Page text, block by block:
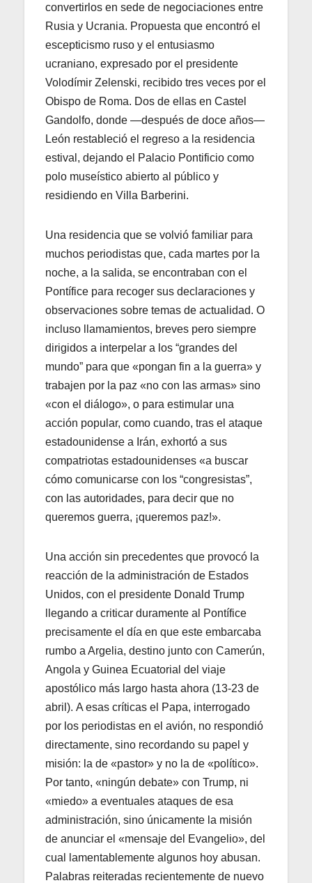
convertirlos en sede de negociaciones entre
Rusia y Ucrania. Propuesta que encontró el
escepticismo ruso y el entusiasmo
ucraniano, expresado por el presidente
Volodímir Zelenski, recibido tres veces por el
Obispo de Roma. Dos de ellas en Castel
Gandolfo, donde —después de doce años—
León restableció el regreso a la residencia
estival, dejando el Palacio Pontificio como
polo museístico abierto al público y
residiendo en Villa Barberini.
Una residencia que se volvió familiar para
muchos periodistas que, cada martes por la
noche, a la salida, se encontraban con el
Pontífice para recoger sus declaraciones y
observaciones sobre temas de actualidad. O
incluso llamamientos, breves pero siempre
dirigidos a interpelar a los “grandes del
mundo” para que «pongan fin a la guerra» y
trabajen por la paz «no con las armas» sino
«con el diálogo», o para estimular una
acción popular, como cuando, tras el ataque
estadounidense a Irán, exhortó a sus
compatriotas estadounidenses «a buscar
cómo comunicarse con los “congresistas”,
con las autoridades, para decir que no
queremos guerra, ¡queremos paz!».
Una acción sin precedentes que provocó la
reacción de la administración de Estados
Unidos, con el presidente Donald Trump
llegando a criticar duramente al Pontífice
precisamente el día en que este embarcaba
rumbo a Argelia, destino junto con Camerún,
Angola y Guinea Ecuatorial del viaje
apostólico más largo hasta ahora (13-23 de
abril). A esas críticas el Papa, interrogado
por los periodistas en el avión, no respondió
directamente, sino recordando su papel y
misión: la de «pastor» y no la de «político».
Por tanto, «ningún debate» con Trump, ni
«miedo» a eventuales ataques de esa
administración, sino únicamente la misión
de anunciar el «mensaje del Evangelio», del
cual lamentablemente algunos hoy abusan.
Palabras reiteradas recientemente de nuevo